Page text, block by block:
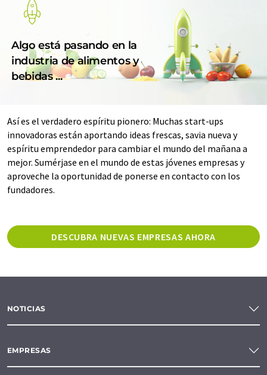
Algo está pasando en la
industria de alimentos y
bebidas ...
Así es el verdadero espíritu pionero: Muchas start-ups
innovadoras están aportando ideas frescas, savia nueva y
espíritu emprendedor para cambiar el mundo del mañana a
mejor. Sumérjase en el mundo de estas jóvenes empresas y
aproveche la oportunidad de ponerse en contacto con los
fundadores.
DESCUBRA NUEVAS EMPRESAS AHORA
NOTICIAS
EMPRESAS